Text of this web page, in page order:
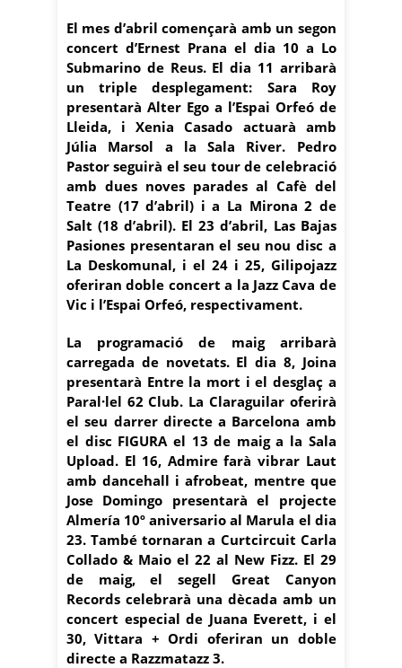
El mes d’abril començarà amb un segon
concert d’Ernest Prana el dia 10 a Lo
Submarino de Reus. El dia 11 arribarà
un triple desplegament: Sara Roy
presentarà Alter Ego a l’Espai Orfeó de
Lleida, i Xenia Casado actuarà amb
Júlia Marsol a la Sala River. Pedro
Pastor seguirà el seu tour de celebració
amb dues noves parades al Cafè del
Teatre (17 d’abril) i a La Mirona 2 de
Salt (18 d’abril). El 23 d’abril, Las Bajas
Pasiones presentaran el seu nou disc a
La Deskomunal, i el 24 i 25, Gilipojazz
oferiran doble concert a la Jazz Cava de
Vic i l’Espai Orfeó, respectivament.
La programació de maig arribarà
carregada de novetats. El dia 8, Joina
presentarà Entre la mort i el desglaç a
Paral·lel 62 Club. La Claraguilar oferirà
el seu darrer directe a Barcelona amb
el disc FIGURA el 13 de maig a la Sala
Upload. El 16, Admire farà vibrar Laut
amb dancehall i afrobeat, mentre que
Jose Domingo presentarà el projecte
Almería 10º aniversario al Marula el dia
23. També tornaran a Curtcircuit Carla
Collado & Maio el 22 al New Fizz. El 29
de maig, el segell Great Canyon
Records celebrarà una dècada amb un
concert especial de Juana Everett, i el
30, Vittara + Ordi oferiran un doble
directe a Razzmatazz 3.